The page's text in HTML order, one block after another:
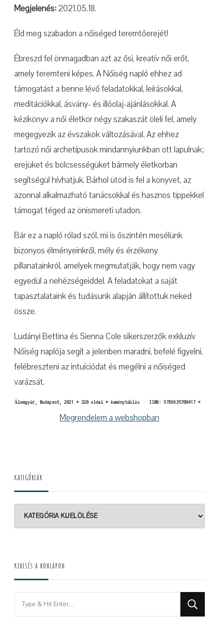
Megjelenés: 2021.05.18.
Éld meg szabadon a nőiséged teremtőerejét!
Ébreszd fel önmagadban azt az ősi, kreatív női erőt,
amely teremteni képes. A Nőiség napló ehhez ad
támogatást a benne lévő feladatokkal, leírásokkal,
meditációkkal, ásvány- és illóolaj-ajánlásokkal. A
kézikönyv a női életkör négy szakaszát öleli fel, amely
megegyezik az évszakok változásával. Az ehhez
tartozó női archetípusok mindannyiunkban ott lapulnak;
erejüket és bölcsességüket bármely életkorban
segítségül hívhatjuk. Bárhol ütöd is fel a könyvet, az
azonnal alkalmazható tanácsokkal és hasznos tippekkel
támogat téged az önismereti utadon.
Bár ez a napló rólad szól, mi is őszintén mesélünk
bizonyos élményeinkről, mély és érzékeny
pillanatainkról, amelyek megmutatják, hogy nem vagy
egyedül a nehézségeiddel. A feladatokat a saját
tapasztalataink és tudásunk alapján állítottuk neked
össze.
Ludányi Bettina és Sienna Cole sikerszerzők exkluzív
Nőiség naplója segít a jelenben maradni, befelé figyelni,
felébreszteni az intuíciódat és megélni a nőiséged
varázsát.
Álomgyár, Budapest, 2021 * 320 oldal * keménytáblás · ISBN: 9789635700417 *
Megrendelem a webshopban
KATEGÓRIÁK
Kategóriák
KERESÉS A HONLAPON
Looking
for